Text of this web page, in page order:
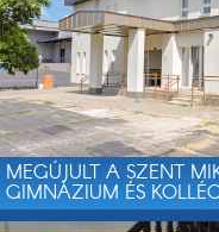
MEGÚJULT A SZENT
GIMNÁZIUM ÉS